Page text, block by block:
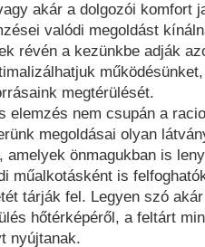
akár a dolgozói komfort
valódi megoldást
révén a kezünkbe adják
megtérülését.
elemzés nem csupán a
megoldásai olyan
amelyek önmagukban is
műalkotásként is
tárják fel. Legyen szó
hőtérképéről, a feltárt
nyújtanak.